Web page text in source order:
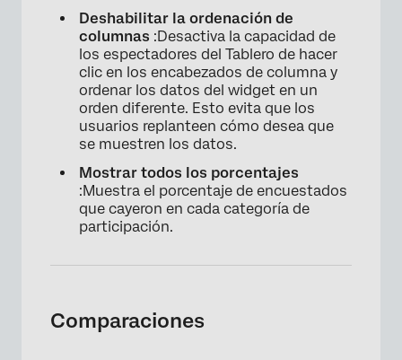
Deshabilitar la ordenación de
columnas :Desactiva la capacidad de
los espectadores del Tablero de hacer
clic en los encabezados de columna y
ordenar los datos del widget en un
orden diferente. Esto evita que los
usuarios replanteen cómo desea que
se muestren los datos.
Mostrar todos los porcentajes
:Muestra el porcentaje de encuestados
que cayeron en cada categoría de
participación.
Comparaciones